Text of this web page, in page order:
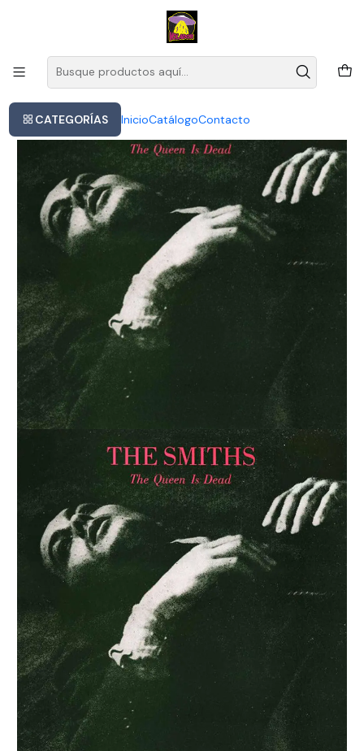
CATEGORÍAS InicioCatálogoContacto
Este es el texto del slide